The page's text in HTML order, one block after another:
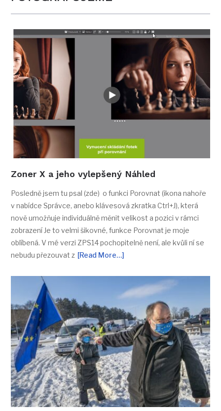
Zoner X a jeho vylepšený Náhled
Posledně jsem tu psal (zde) o funkci Porovnat (ikona nahoře
v nabídce Správce, anebo klávesová zkratka Ctrl+J), která
nově umožňuje individuálně měnit velikost a pozici v rámci
zobrazení Je to velmi šikovné, funkce Porovnat je moje
oblíbená. V mé verzi ZPS14 pochopitelně není, ale kvůli ní se
nebudu přezouvat z [Read More…]